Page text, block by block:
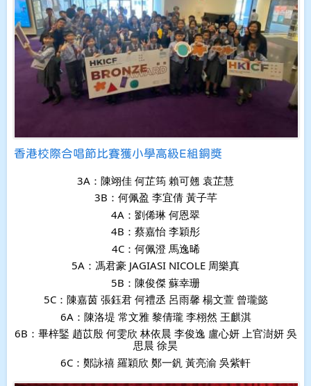
香港校際合唱節比賽獲小學高級E組銅獎
3A：陳翊佳 何芷筠 賴可翹 袁芷慧
3B：何佩盈 李宜倩 黃子芊
4A：劉俙琳 何恩翠
4B：蔡嘉怡 李穎彤
4C：何佩澄 馬逸晞
5A：馮君豪 JAGIASI NICOLE 周樂真
5B：陳俊傑 蘇幸珊
5C：陳嘉茵 張鈺君 何禮丞 呂雨馨 楊文萱 曾瓏懿
6A：陳洛堤 常文雅 黎倩瓏 李栩然 王麒淇
6B：畢梓鋻 趙苡殷 何雯欣 林依晨 李俊逸 盧心妍 上官澍妍 吳
思晨 徐昊
6C：鄭詠禧 羅穎欣 鄭一釩 黃亮渝 吳紫軒